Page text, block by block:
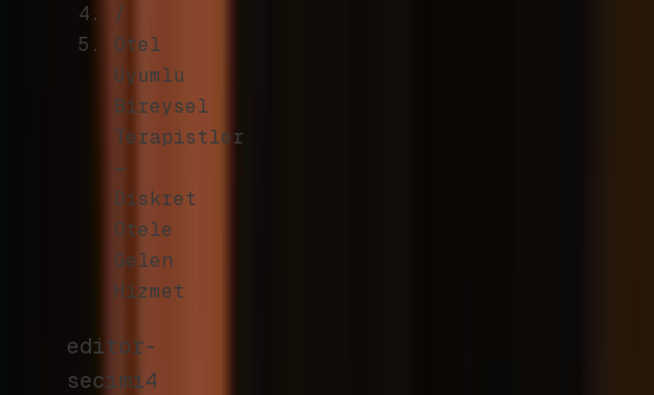
/
Otel
Uyumlu
Bireysel
Terapistler
—
Diskret
Otele
Gelen
Hizmet
editor-
secimi4